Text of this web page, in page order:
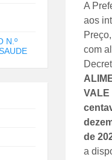
A
aos
com
VALE
de
a
N.º